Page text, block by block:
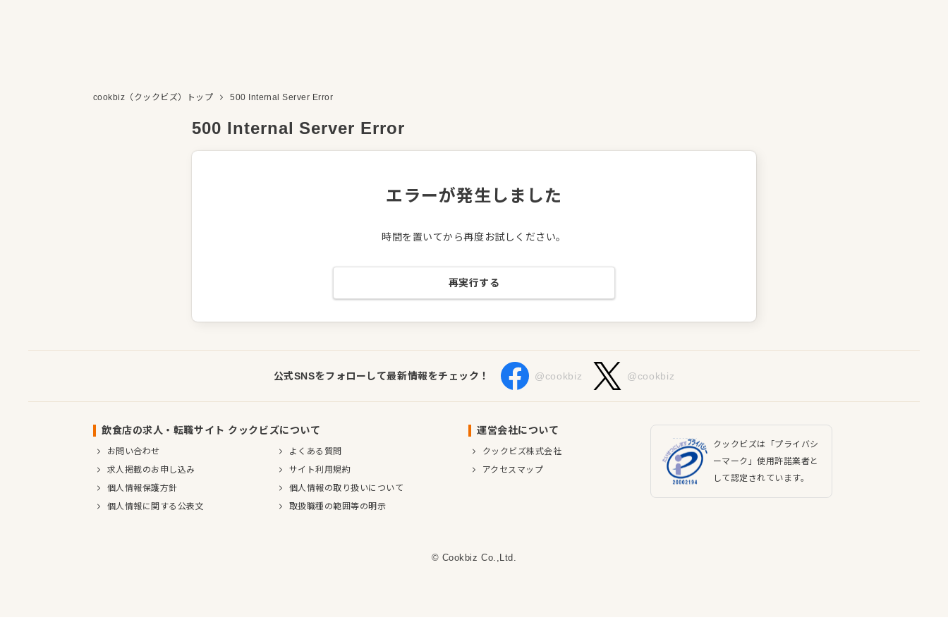
cookbiz（クックビズ）トップ 500 Internal Server Error
500 Internal Server Error
エラーが発生しました
時間を置いてから再度お試しください。
再実行する
公式SNSをフォローして最新情報をチェック！ @cookbiz @cookbiz
飲食店の求人・転職サイト クックビズについて
お問い合わせ
よくある質問
求人掲載のお申し込み
サイト利用規約
個人情報保護方針
個人情報の取り扱いについて
個人情報に関する公表文
取扱職種の範囲等の明示
運営会社について
クックビズ株式会社
アクセスマップ
クックビズは「プライバシ
ーマーク」使用許諾業者と
して認定されています。
© Cookbiz Co.,Ltd.